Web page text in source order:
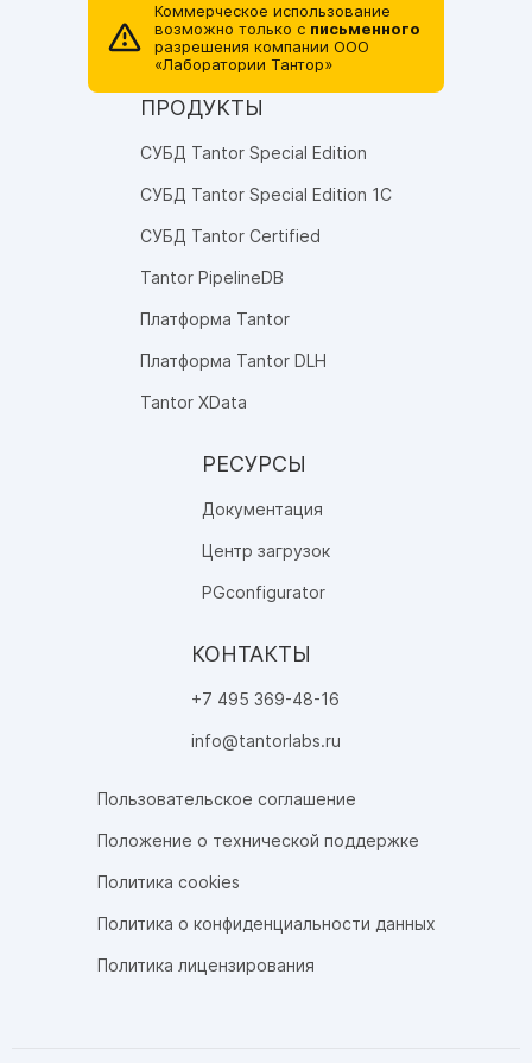
Коммерческое использование
возможно только с письменного
разрешения компании ОOO
«Лаборатории Тантор»
Пользовательское соглашение
Положение о технической поддержке
Политика cookies
Политика о конфиденциальности данных
Политика лицензирования
ПРОДУКТЫ
СУБД Tantor Special Edition
СУБД Tantor Special Edition 1C
СУБД Tantor Certified
Tantor PipelineDB
Платформа Tantor
Платформа Tantor DLH
Tantor XData
РЕСУРСЫ
Документация
Центр загрузок
PGconfigurator
КОНТАКТЫ
+7 495 369-48-16
info@tantorlabs.ru